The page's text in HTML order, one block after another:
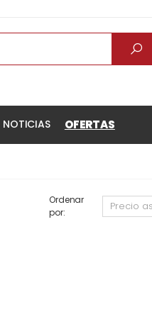
NOTICIAS OFERTAS
Ordenar
por: